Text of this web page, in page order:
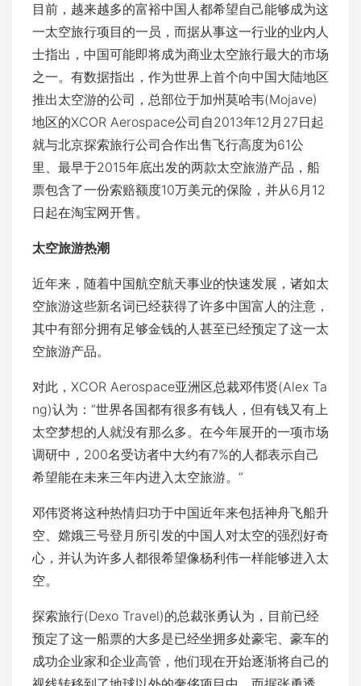
目前，越来越多的富裕中国人都希望自己能够成为这
一太空旅行项目的一员，而据从事这一行业的业内人
士指出，中国可能即将成为商业太空旅行最大的市场
之一。有数据指出，作为世界上首个向中国大陆地区
推出太空游的公司，总部位于加州莫哈韦(Mojave)
地区的XCOR Aerospace公司自2013年12月27日起
就与北京探索旅行公司合作出售飞行高度为61公
里、最早于2015年底出发的两款太空旅游产品，船
票包含了一份索赔额度10万美元的保险，并从6月12
日起在淘宝网开售。
太空旅游热潮
近年来，随着中国航空航天事业的快速发展，诸如太
空旅游这些新名词已经获得了许多中国富人的注意，
其中有部分拥有足够金钱的人甚至已经预定了这一太
空旅游产品。
对此，XCOR Aerospace亚洲区总裁邓伟贤(Alex Ta
ng)认为：“世界各国都有很多有钱人，但有钱又有上
太空梦想的人就没有那么多。在今年展开的一项市场
调研中，200名受访者中大约有7%的人都表示自己
希望能在未来三年内进入太空旅游。”
邓伟贤将这种热情归功于中国近年来包括神舟飞船升
空、嫦娥三号登月所引发的中国人对太空的强烈好奇
心，并认为许多人都很希望像杨利伟一样能够进入太
空。
探索旅行(Dexo Travel)的总裁张勇认为，目前已经
预定了这一船票的大多是已经坐拥多处豪宅、豪车的
成功企业家和企业高管，他们现在开始逐渐将自己的